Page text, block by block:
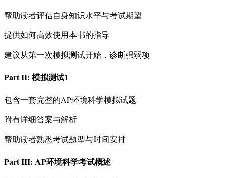
帮助读者评估自身知识水平与考试期望
提供如何高效使用本书的指导
建议从第一次模拟测试开始，诊断强弱项
Part II: 模拟测试1
包含一套完整的AP环境科学模拟试题
附有详细答案与解析
帮助读者熟悉考试题型与时间安排
Part III: AP环境科学考试概述